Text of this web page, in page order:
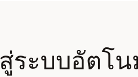
สู่ระบบอัตโ